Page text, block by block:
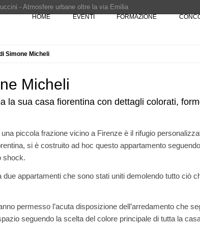
HOME EVENTI FORMAZIONE
Simone Micheli
Micheli
la sua casa fiorentina con dettagli colorati,
piccola frazione vicino a Firenze è il rifugio
si è costruito ad hoc questo appartamento
shock.
appartamenti che sono stati uniti demolendo tutto ciò
permesso l’acuta disposizione dell’arredamento che
seguendo la scelta del colore principale di tutta la
07
Scarpa lungo l'Italia: tre
tra Palermo, Verona e
delle professioni, ok al Senato:
su abilitazione, competenze,
ed equo compenso
EVENTI
Tashkent
architetture
- Atmosfere urbane oltre la via Emilia
edizione in partenza. Rotta verso Ovest - Europa, Stati Uniti